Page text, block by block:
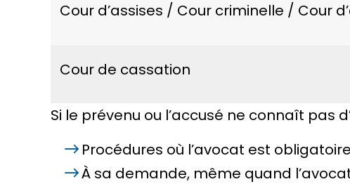
Cour d’assises / Cour criminelle / Cour
Cour de cassation
Si le prévenu ou l’accusé ne connaît pas
Procédures où l’avocat est obligatoire
À sa demande, même quand